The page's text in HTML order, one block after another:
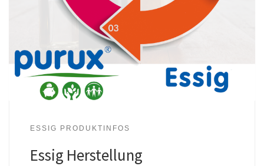
ESSIG PRODUKTINFOS
Essig Herstellung